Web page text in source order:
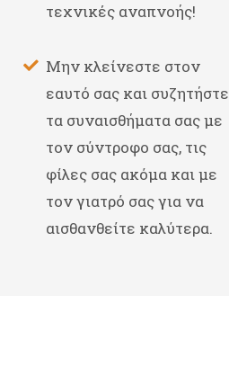
τεχνικές αναπνοής!
Μην κλείνεστε στον
εαυτό σας και συζητήστε
τα συναισθήματα σας με
τον σύντροφο σας, τις
φίλες σας ακόμα και με
τον γιατρό σας για να
αισθανθείτε καλύτερα.